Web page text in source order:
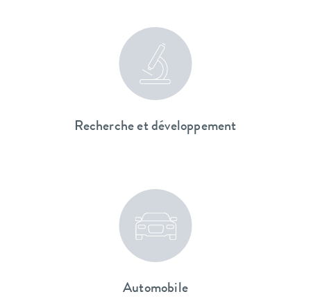
Recherche et développement
Automobile